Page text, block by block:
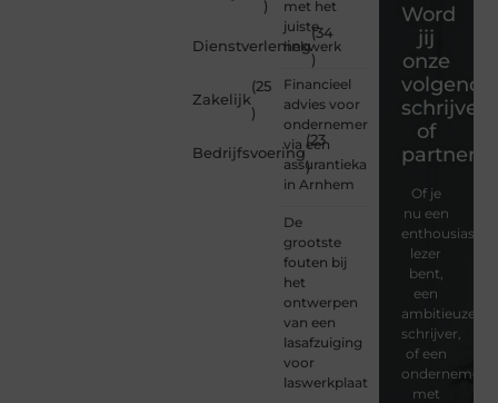
)
Dienstverlening
(34
)
Zakelijk
(25
)
Bedrijfsvoering
(23
)
met het
juiste
hekwerk
Financieel
advies voor
ondernemers
via een
assurantiekantoor
in Arnhem
De
grootste
fouten bij
het
ontwerpen
van een
lasafzuiging
voor
laswerkplaatsen
Word
jij
onze
volgende
schrijver
of
partner?
Of je
nu een
enthousiaste
lezer
bent,
een
ambitieuze
schrijver,
of een
ondernemer
met